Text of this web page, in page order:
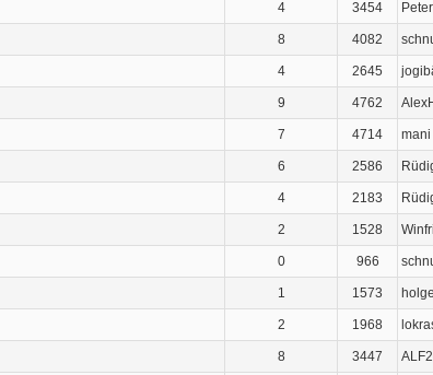
4 3454
8 4082
4 2645
9 4762
7 4714 mani
6 2586
4 2183
2 1528
0 966
1 1573
2 1968
8 3447